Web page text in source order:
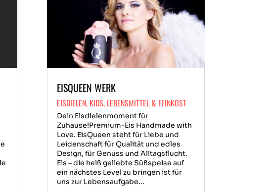
EISQUEEN WERK
EISDIELEN, KIDS, LEBENSMITTEL & FEINKOST
Dein Eisdielenmoment für
Zuhause!Premium-Eis Handmade with
Love. EisQueen steht für Liebe und
Leidenschaft für Qualität und edles
Design, für Genuss und Alltagsflucht.
Eis – die heiß geliebte Süßspeise auf
ein nächstes Level zu bringen ist für
uns zur Lebensaufgabe...